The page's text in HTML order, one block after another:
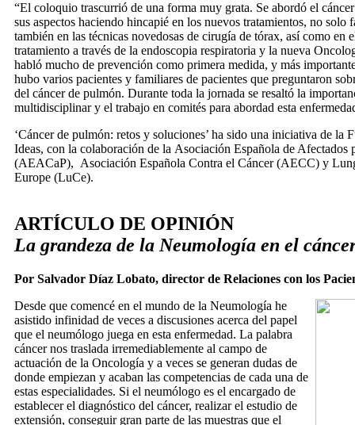
“El coloquio trascurrió de una forma muy grata. Se abordó el
sus aspectos haciendo hincapié en los nuevos tratamientos, no solo
también en las técnicas novedosas de cirugía de tórax, así como en
tratamiento a través de la endoscopia respiratoria y la nueva
habló mucho de prevención como primera medida, y más
hubo varios pacientes y familiares de pacientes que preguntaron
del cáncer de pulmón. Durante toda la jornada se resaltó la
multidisciplinar y el trabajo en comités para abordad esta
‘Cáncer de pulmón: retos y soluciones’ ha sido una iniciativa de la
Ideas, con la colaboración de la Asociación Española de Afectados
(AEACaP), Asociación Española Contra el Cáncer (AECC) y
Europe (LuCe).
ARTÍCULO DE OPINIÓN
La grandeza de la Neumología en el
Por Salvador Díaz Lobato, director de Relaciones con los
Desde que comencé en el mundo de la Neumología he
asistido infinidad de veces a discusiones acerca del papel
que el neumólogo juega en esta enfermedad. La palabra
cáncer nos traslada irremediablemente al campo de
actuación de la Oncología y a veces se generan dudas de
donde empiezan y acaban las competencias de cada una de
estas especialidades. Si el neumólogo es el encargado de
establecer el diagnóstico del cáncer, realizar el estudio de
extensión, conseguir gran parte de las muestras que el